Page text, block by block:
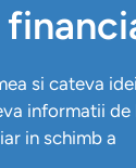
si cateva
informatii de
in schimb a